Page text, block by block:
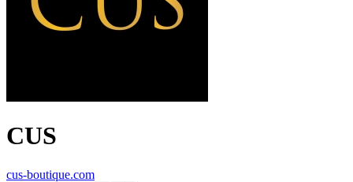
CUS
cus-boutique.com